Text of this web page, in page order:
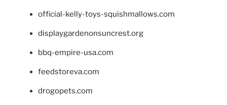
official-kelly-toys-squishmallows.com
displaygardenonsuncrest.org
bbq-empire-usa.com
feedstoreva.com
drogopets.com